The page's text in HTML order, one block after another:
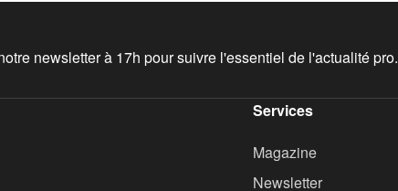
newsletter à 17h pour suivre l'essentiel de l'actualité pro.
Services
Magazine
Newsletter